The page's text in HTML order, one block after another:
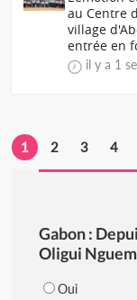
au Centre
village
entrée en
il y a 1
1 2 3 4
Gabon :
Oligui
Oui